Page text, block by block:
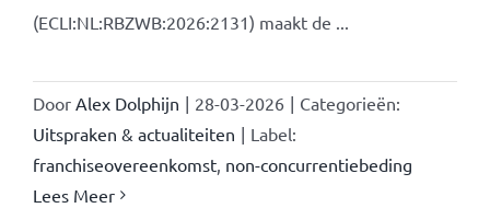
(ECLI:NL:RBZWB:2026:2131) maakt de ...
Door Alex Dolphijn | 28-03-2026 | Categorieën:
Uitspraken & actualiteiten | Label:
franchiseovereenkomst, non-concurrentiebeding
Lees Meer